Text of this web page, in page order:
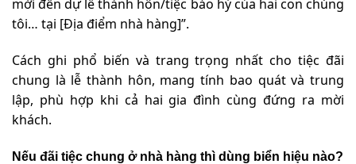
mời đến dự lễ thành hôn/tiệc báo hỷ của hai con chúng
tôi… tại [Địa điểm nhà hàng]”.
Cách ghi phổ biến và trang trọng nhất cho tiệc đãi
chung là lễ thành hôn, mang tính bao quát và trung
lập, phù hợp khi cả hai gia đình cùng đứng ra mời
khách.
Nếu đãi tiệc chung ở nhà hàng thì dùng biển hiệu nào?